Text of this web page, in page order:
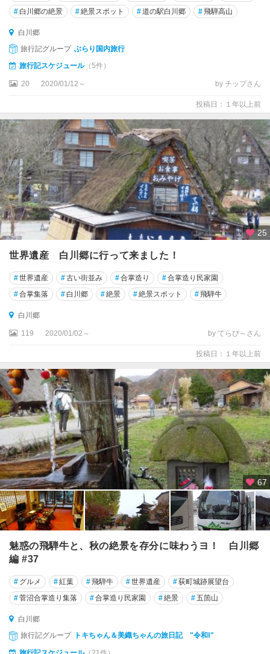
# 白川郷の絶景 #絶景スポット #道の駅白川郷 #飛騨高山
白川郷
旅行記グループ ぶらり国内旅行
旅行記スケジュール（5件）
20 2020/01/12～ by チップさん
投稿日：１年以上前
25
世界遺産 白川郷に行って来ました！
#世界遺産 #古い街並み #合掌造り #合掌造り民家園
#合掌集落 # 白川郷 #絶景 #絶景スポット #飛騨牛
白川郷
119 2020/01/02～ by てらぴ～さん
投稿日：１年以上前
67
魅惑の飛騨牛と、秋の絶景を存分に味わうヨ！ 白川郷
編 #37
# グルメ #紅葉 #飛騨牛 #世界遺産 #荻町城跡展望台
#菅沼合掌造り集落 #合掌造り民家園 #絶景 #五箇山
白川郷
旅行記グループ
トキちゃん＆美織ちゃんの旅日記 "令和Ⅰ"